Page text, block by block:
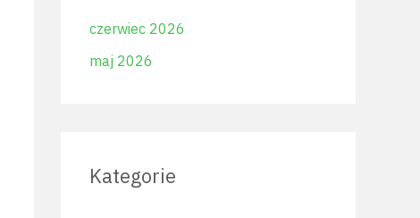
czerwiec 2026
maj 2026
Kategorie